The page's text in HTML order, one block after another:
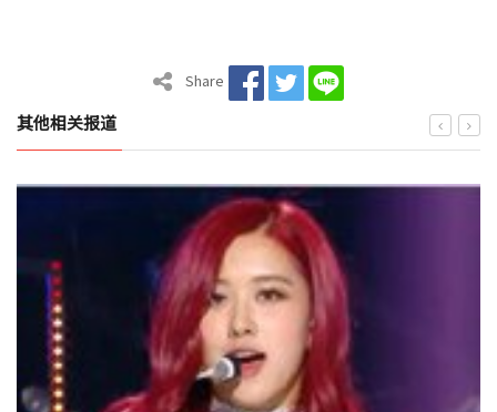
Share
其他相关报道